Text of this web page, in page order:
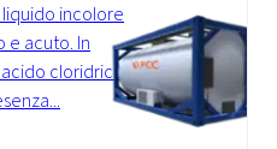
incolore
e acuto. In
cloridrico